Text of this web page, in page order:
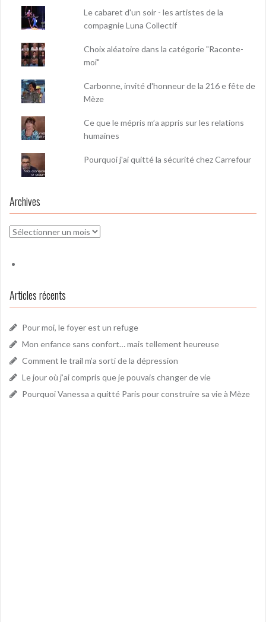
Le cabaret d'un soir - les artistes de la
compagnie Luna Collectif
Choix aléatoire dans la catégorie "Raconte-
moi"
Carbonne, invité d'honneur de la 216 e fête de
Mèze
Ce que le mépris m’a appris sur les relations
humaines
Pourquoi j'ai quitté la sécurité chez Carrefour
Archives
Archives
Articles récents
Pour moi, le foyer est un refuge
Mon enfance sans confort… mais tellement heureuse
Comment le trail m’a sorti de la dépression
Le jour où j’ai compris que je pouvais changer de vie
Pourquoi Vanessa a quitté Paris pour construire sa vie à Mèze